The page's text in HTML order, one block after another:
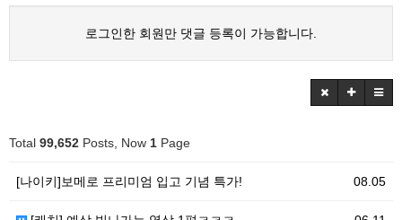
로그인한 회원만 댓글 등록이 가능합니다.
Total 99,652 Posts, Now 1 Page
08.05
[나이키]보메로 프리미엄 입고 기념 특가!